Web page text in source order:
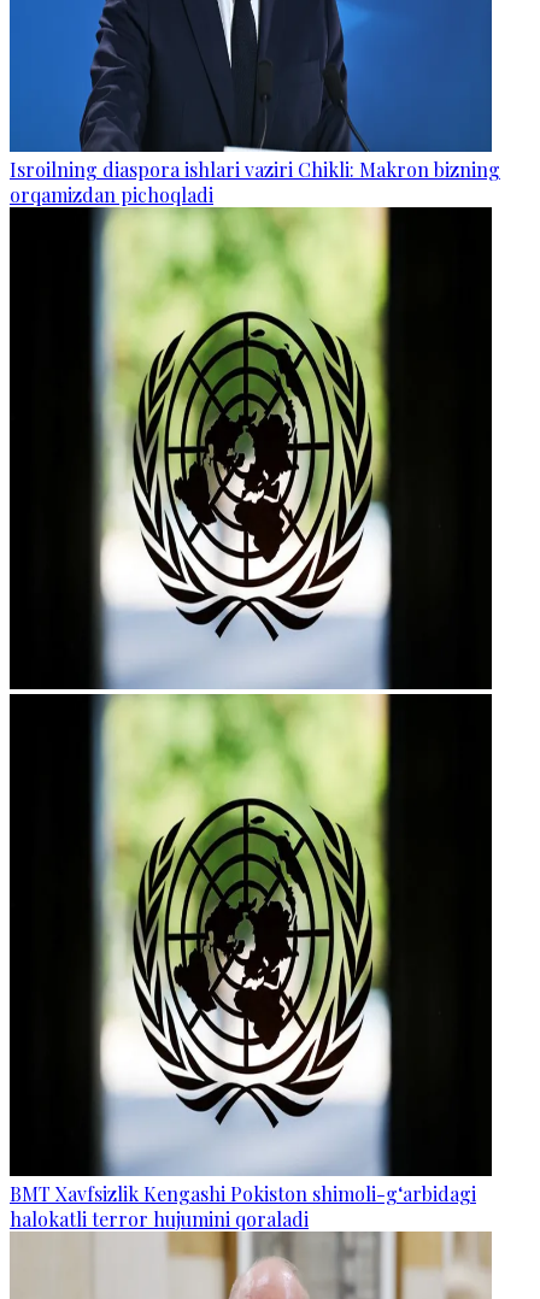
Isroilning diaspora ishlari vaziri Chikli: Makron bizning
orqamizdan pichoqladi
BMT Xavfsizlik Kengashi Pokiston shimoli-g‘arbidagi
halokatli terror hujumini qoraladi